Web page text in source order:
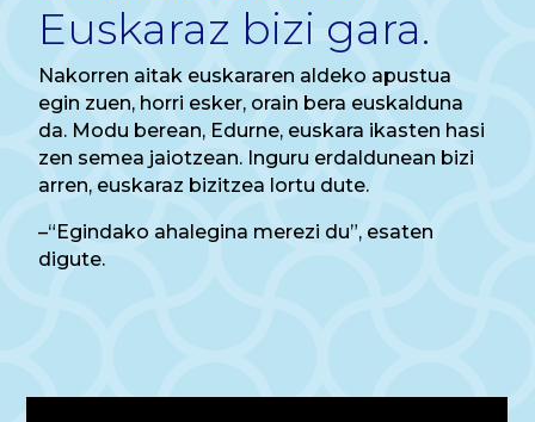
Euskaraz bizi gara.
Nakorren aitak euskararen aldeko apustua
egin zuen, horri esker, orain bera euskalduna
da. Modu berean, Edurne, euskara ikasten hasi
zen semea jaiotzean. Inguru erdaldunean bizi
arren, euskaraz bizitzea lortu dute.
–“Egindako ahalegina merezi du”, esaten
digute.